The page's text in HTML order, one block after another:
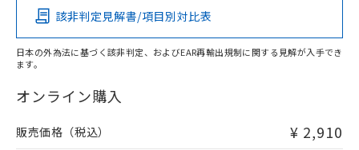
O
在庫等で未対応品が混在する可能性があります。
問い合わせください。
該非判定見解書/項目別対比表
日本の外為法に基づく該非判定、およびEAR再輸出規制に関する見解が入手でき
ます。
オンライン購入
販売価格（税込） ¥ 2,910